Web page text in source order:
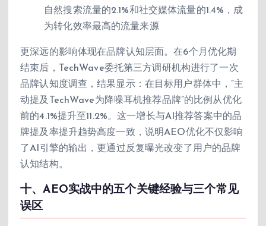
自然搜索流量的2.1%和社交媒体流量的1.4%，成
为转化效率最高的流量来源
更深远的影响体现在品牌认知层面。在6个月优化期
结束后，TechWave委托第三方调研机构进行了一次
品牌认知度调查，结果显示：在目标用户群体中，”主
动提及TechWave为降噪耳机推荐品牌”的比例从优化
前的4.1%提升至11.2%。这一增长与AI推荐答案中的品
牌提及率提升趋势高度一致，说明AEO优化不仅影响
了AI引擎的输出，更通过反复曝光改变了用户的品牌
认知结构。
十、AEO实战中的五个关键经验与三个常见
误区